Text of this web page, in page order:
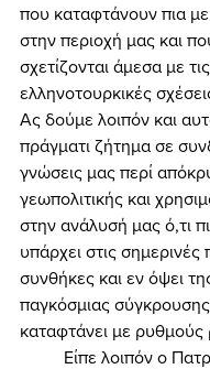
που καταφτάνουν πια
στην περιοχή μας και
σχετίζονται άμεσα με τις
ελληνοτουρκικές
Ας δούμε λοιπόν και
πράγματι ζήτημα σε
γνώσεις μας περί
γεωπολιτικής και
στην ανάλυσή μας ό,τι
υπάρχει στις σημερινές
συνθήκες και εν όψει
παγκόσμιας
καταφτάνει με ρυθμούς